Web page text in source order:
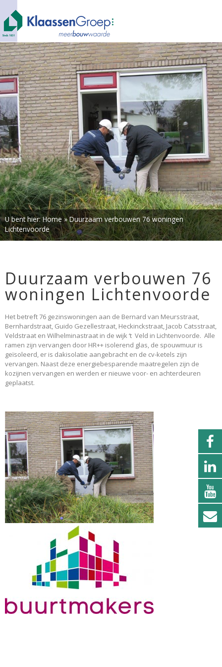
U bent hier:Home»Duurzaam verbouwen 76 woningen
Lichtenvoorde
Duurzaam verbouwen 76
woningen Lichtenvoorde
Het betreft 76 gezinswoningen aan de Bernard van Meursstraat,
Bernhardstraat, Guido Gezellestraat, Heckinckstraat, Jacob Catsstraat,
Veldstraat en Wilhelminastraat in de wijk ‘t Veld in Lichtenvoorde. Alle
ramen zijn vervangen door HR++ isolerend glas, de spouwmuur is
geïsoleerd, er is dakisolatie aangebracht en de cv-ketels zijn
vervangen. Naast deze energiebesparende maatregelen zijn de
kozijnen vervangen en werden er nieuwe voor- en achterdeuren
geplaatst.